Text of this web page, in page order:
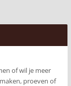
of wil je meer
proeven of